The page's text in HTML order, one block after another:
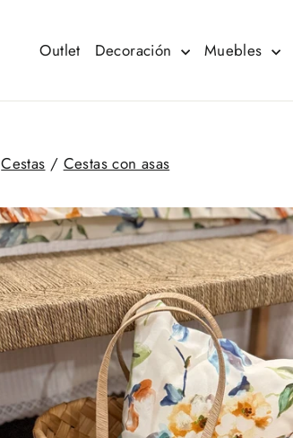
Outlet Decoración Muebles
Cestas / Cestas con asas